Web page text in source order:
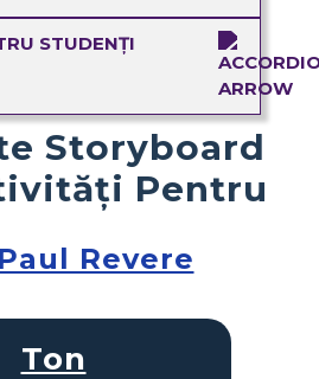
STUDENȚI
Storyboard
Pentru
Revere
Ton